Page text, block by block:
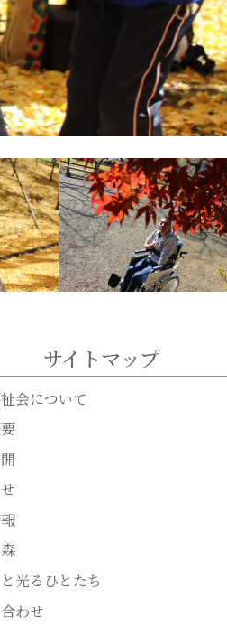
サイトマップ
会について
光るひとたち
わせ